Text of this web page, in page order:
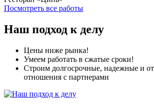
Посмотреть все работы
Наш подход к делу
Цены ниже рынка!
Умеем работать в сжатые сроки!
Строим долгосрочные, надежные и
отношения с партнерами